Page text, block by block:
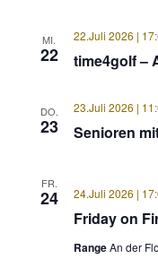
MI.
22 time4golf –
22.Juli 2026 |
DO.
23 Senioren
23.Juli 2026 |
FR.
24
Friday on
24.Juli 2026 |
RangeAn der